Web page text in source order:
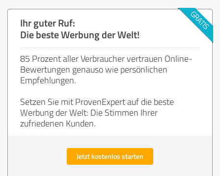
Ihr guter Ruf:
Die beste Werbung der Welt!
85 Prozent aller Verbraucher vertrauen Online-
Bewertungen genauso wie persönlichen
Empfehlungen.
Setzen Sie mit ProvenExpert auf die beste
Werbung der Welt: Die Stimmen Ihrer
zufriedenen Kunden.
Jetzt kostenlos starten